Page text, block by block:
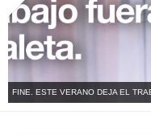
FINE. ESTE VERANO DEJA EL